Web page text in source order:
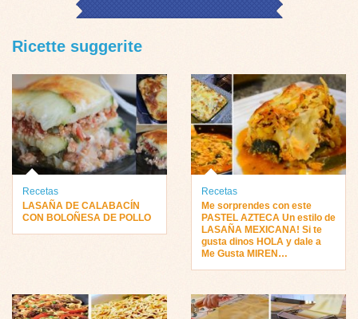
Ricette suggerite
Recetas
LASAÑA DE CALABACÍN
CON BOLOÑESA DE POLLO
Recetas
Me sorprendes con este
PASTEL AZTECA Un estilo de
LASAÑA MEXICANA! Si te
gusta dinos HOLA y dale a
Me Gusta MIREN…